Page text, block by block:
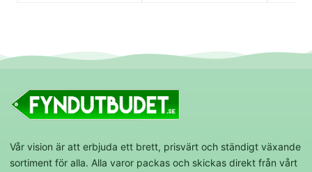
Vår vision är att erbjuda ett brett, prisvärt och ständigt växande
sortiment för alla. Alla varor packas och skickas direkt från vårt